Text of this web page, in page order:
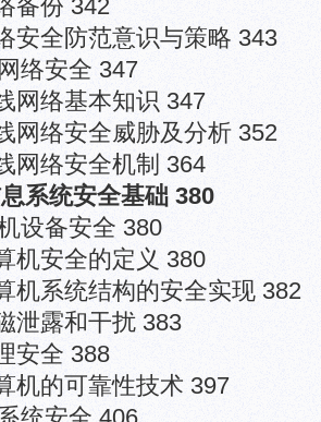
备份 342
安全防范意识与策略 343
络安全 347
网络基本知识 347
网络安全威胁及分析 352
网络安全机制 364
系统安全基础 380
设备安全 380
机安全的定义 380
机系统结构的安全实现 382
泄露和干扰 383
安全 388
机的可靠性技术 397